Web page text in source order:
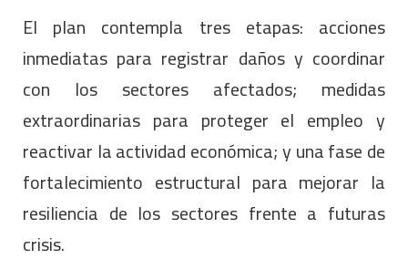
El plan contempla tres etapas: acciones
inmediatas para registrar daños y coordinar
con los sectores afectados; medidas
extraordinarias para proteger el empleo y
reactivar la actividad económica; y una fase de
fortalecimiento estructural para mejorar la
resiliencia de los sectores frente a futuras
crisis.